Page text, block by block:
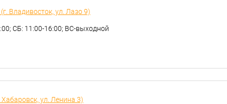
Владивосток, ул. Лазо 9)
СБ: 11:00-16:00; ВС-выходной
ул. Ленина 3)